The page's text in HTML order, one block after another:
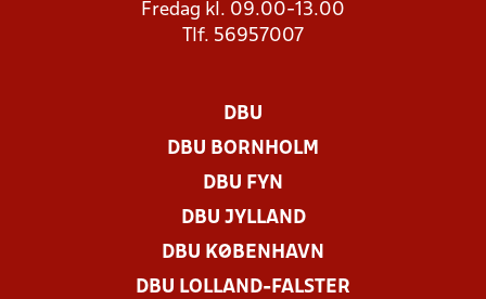
Fredag kl. 09.00-13.00
Tlf. 56957007
DBU
DBU BORNHOLM
DBU FYN
DBU JYLLAND
DBU KØBENHAVN
DBU LOLLAND-FALSTER